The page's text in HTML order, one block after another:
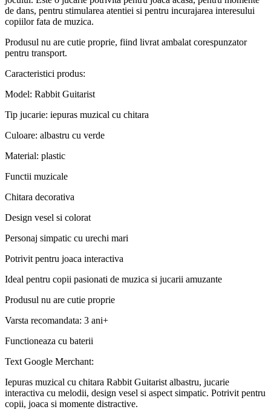
de dans, pentru stimularea atentiei si pentru incurajarea interesului
copiilor fata de muzica.
Produsul nu are cutie proprie, fiind livrat ambalat corespunzator
pentru transport.
Caracteristici produs:
Model: Rabbit Guitarist
Tip jucarie: iepuras muzical cu chitara
Culoare: albastru cu verde
Material: plastic
Functii muzicale
Chitara decorativa
Design vesel si colorat
Personaj simpatic cu urechi mari
Potrivit pentru joaca interactiva
Ideal pentru copii pasionati de muzica si jucarii amuzante
Produsul nu are cutie proprie
Varsta recomandata: 3 ani+
Functioneaza cu baterii
Text Google Merchant:
Iepuras muzical cu chitara Rabbit Guitarist albastru, jucarie
interactiva cu melodii, design vesel si aspect simpatic. Potrivit pentru
copii, joaca si momente distractive.